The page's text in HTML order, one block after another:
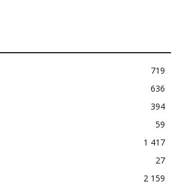
719
636
394
59
1 417
27
2 159